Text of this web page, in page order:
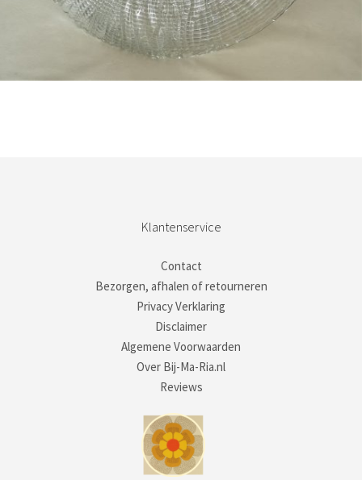
Klantenservice
Contact
Bezorgen, afhalen of retourneren
Privacy Verklaring
Disclaimer
Algemene Voorwaarden
Over Bij-Ma-Ria.nl
Reviews